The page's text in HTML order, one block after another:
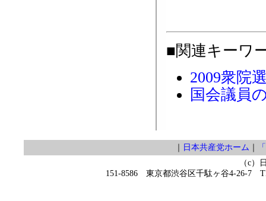
■関連キーワ
2009衆院
国会議員
｜ 日本共産党ホーム ｜
（c）
151-8586 東京都渋谷区千駄ヶ谷4-26-7